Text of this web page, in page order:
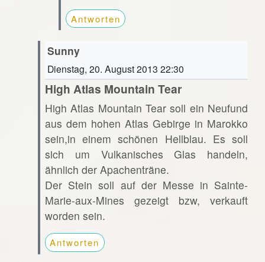
Antworten
Sunny
Dienstag, 20. August 2013 22:30
High Atlas Mountain Tear
High Atlas Mountain Tear soll ein Neufund
aus dem hohen Atlas Gebirge in Marokko
sein,in einem schönen Hellblau. Es soll
sich um Vulkanisches Glas handeln,
ähnlich der Apachenträne.
Der Stein soll auf der Messe in Sainte-
Marie-aux-Mines gezeigt bzw, verkauft
worden sein.
Antworten